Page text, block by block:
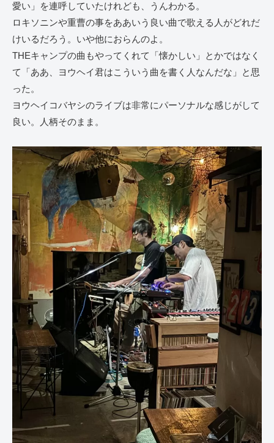
愛い」を連呼していたけれども、うんわかる。
ロキソニンや重曹の事をああいう良い曲で歌える人がどれだ
けいるだろう。いや他におらんのよ。
THEキャンプの曲もやってくれて「懐かしい」とかではなく
て「ああ、ヨウヘイ君はこういう曲を書く人なんだな」と思
った。
ヨウヘイコバヤシのライブは非常にパーソナルな感じがして
良い。人柄そのまま。